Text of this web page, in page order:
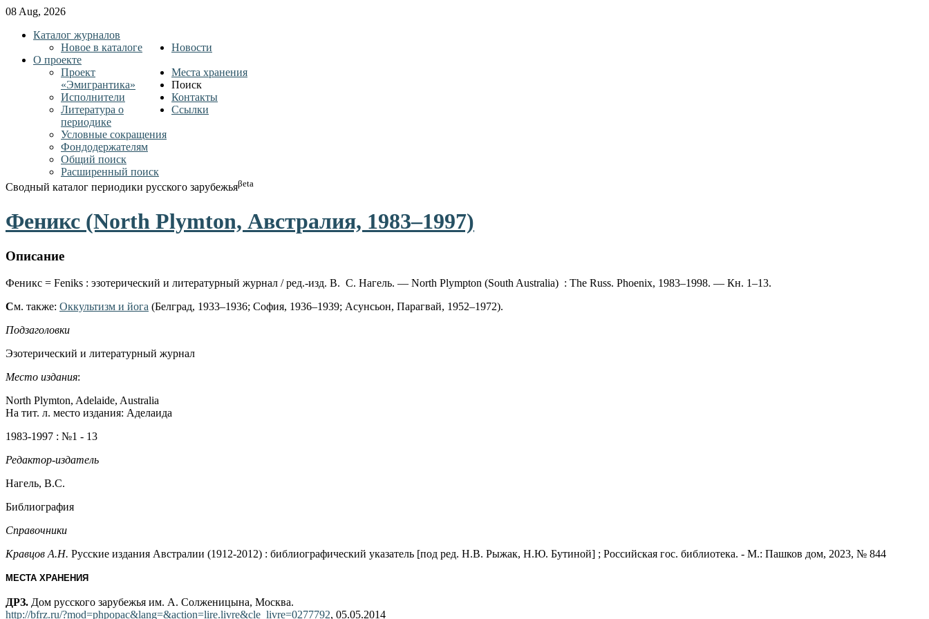
08 Aug, 2026
Каталог журналов
Новое в каталоге
Новости
О проекте
Проект
«Эмигрантика»
Исполнители
Литература о
периодике
Условные сокращения
Фондодержателям
Места хранения
Поиск
Общий поиск
Расширенный поиск
Контакты
Ссылки
Сводный каталог периодики русского зарубежьяβeta
Феникс (North Plymton, Австралия, 1983–1997)
Описание
Феникс = Feniks : эзотерический и литературный журнал / ред.-изд. В. С. Нагель. — North Plympton (South Australia) : The Russ. Phoenix, 1983–1998. — Кн. 1–13.
См. также: Оккультизм и йога (Белград, 1933–1936; София, 1936–1939; Асунсьон, Парагвай, 1952–1972).
Подзаголовки
Эзотерический и литературный журнал
Место издания:
North Plymton, Adelaide, Australia
На тит. л. место издания: Аделаида
1983-1997 : №1 - 13
Редактор-издатель
Нагель, В.С.
Библиография
Справочники
Кравцов А.Н. Русские издания Австралии (1912-2012) : библиографический указатель [под ред. Н.В. Рыжак, Н.Ю. Бутиной] ; Российская гос. библиотека. - М.: Пашков дом, 2023, № 844
МЕСТА ХРАНЕНИЯ
ДРЗ. Дом русского зарубежья им. А. Солженицына, Москва.
http://bfrz.ru/?mod=phpopac&lang=&action=lire.livre&cle_livre=0277792, 05.05.2014